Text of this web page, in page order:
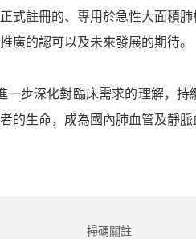
式註冊的、專用於急性大面積
廣的認可以及未來發展的期待。
一步深化對臨床需求的理解，
的生命，成為國內肺血管及靜
掃碼關註